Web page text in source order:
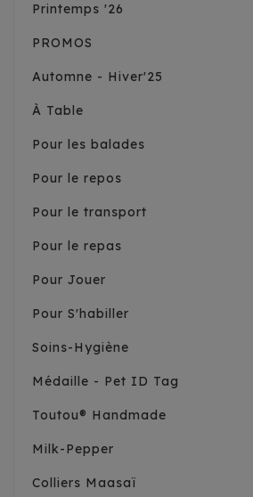
Printemps '26
PROMOS
Automne - Hiver'25
À Table
Pour les balades
Pour le repos
Pour le transport
Pour le repas
Pour Jouer
Pour S'habiller
Soins-Hygiène
Médaille - Pet ID Tag
Toutou® Handmade
Milk-Pepper
Colliers Maasaï